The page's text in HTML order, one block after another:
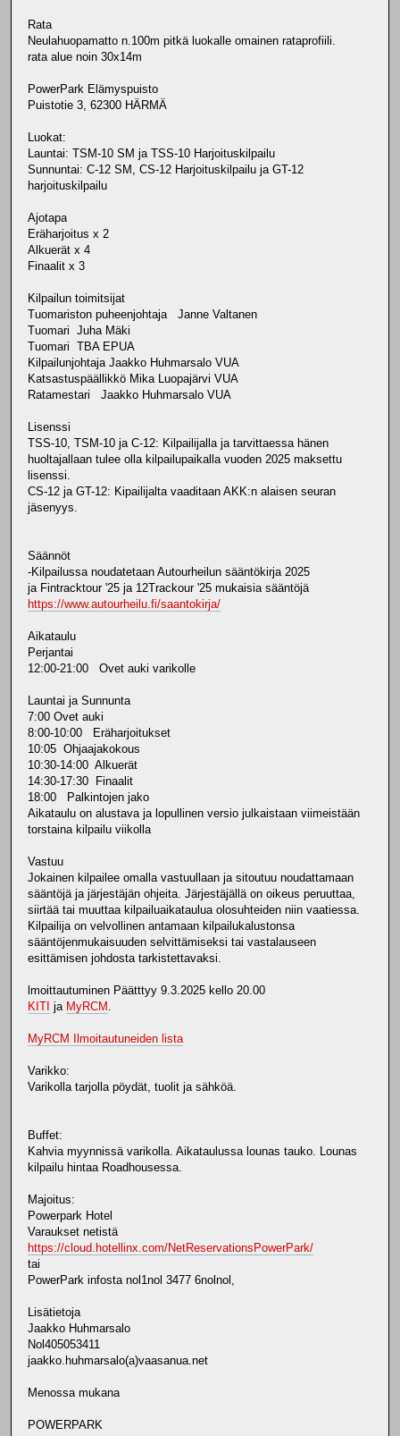
Rata
Neulahuopamatto n.100m pitkä luokalle omainen rataprofiili.
rata alue noin 30x14m
PowerPark Elämyspuisto
Puistotie 3, 62300 HÄRMÄ
Luokat:
Launtai: TSM-10 SM ja TSS-10 Harjoituskilpailu
Sunnuntai: C-12 SM, CS-12 Harjoituskilpailu ja GT-12
harjoituskilpailu
Ajotapa
Eräharjoitus x 2
Alkuerät x 4
Finaalit x 3
Kilpailun toimitsijat
Tuomariston puheenjohtaja Janne Valtanen
Tuomari Juha Mäki
Tuomari TBA EPUA
Kilpailunjohtaja Jaakko Huhmarsalo VUA
Katsastuspäällikkö Mika Luopajärvi VUA
Ratamestari Jaakko Huhmarsalo VUA
Lisenssi
TSS-10, TSM-10 ja C-12: Kilpailijalla ja tarvittaessa hänen
huoltajallaan tulee olla kilpailupaikalla vuoden 2025 maksettu
lisenssi.
CS-12 ja GT-12: Kipailijalta vaaditaan AKK:n alaisen seuran
jäsenyys.
Säännöt
-Kilpailussa noudatetaan Autourheilun sääntökirja 2025
ja Fintracktour '25 ja 12Trackour '25 mukaisia sääntöjä
https://www.autourheilu.fi/saantokirja/
Aikataulu
Perjantai
12:00-21:00 Ovet auki varikolle
Launtai ja Sunnunta
7:00 Ovet auki
8:00-10:00 Eräharjoitukset
10:05 Ohjaajakokous
10:30-14:00 Alkuerät
14:30-17:30 Finaalit
18:00 Palkintojen jako
Aikataulu on alustava ja lopullinen versio julkaistaan viimeistään
torstaina kilpailu viikolla
Vastuu
Jokainen kilpailee omalla vastuullaan ja sitoutuu noudattamaan
sääntöjä ja järjestäjän ohjeita. Järjestäjällä on oikeus peruuttaa,
siirtää tai muuttaa kilpailuaikataulua olosuhteiden niin vaatiessa.
Kilpailija on velvollinen antamaan kilpailukalustonsa
sääntöjenmukaisuuden selvittämiseksi tai vastalauseen
esittämisen johdosta tarkistettavaksi.
lmoittautuminen Päätttyy 9.3.2025 kello 20.00
KITI ja MyRCM
MyRCM Ilmoitautuneiden lista
Varikko:
Varikolla tarjolla pöydät, tuolit ja sähköä.
Buffet:
Kahvia myynnissä varikolla. Aikataulussa lounas tauko. Lounas
kilpailu hintaa Roadhousessa.
Majoitus:
Powerpark Hotel
Varaukset netistä
https://cloud.hotellinx.com/NetReservationsPowerPark/
tai
PowerPark infosta nol1nol 3477 6nolnol,
Lisätietoja
Jaakko Huhmarsalo
Nol405053411
jaakko.huhmarsalo(a)vaasanua.net
Menossa mukana
POWERPARK